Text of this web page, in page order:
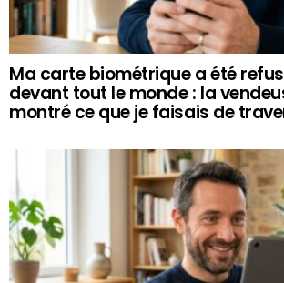
Ma carte biométrique a été
devant tout le monde : la
montré ce que je faisais de